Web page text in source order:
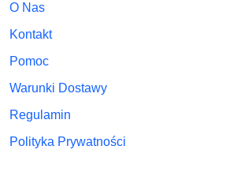
O Nas
Kontakt
Pomoc
Warunki Dostawy
Regulamin
Polityka Prywatności